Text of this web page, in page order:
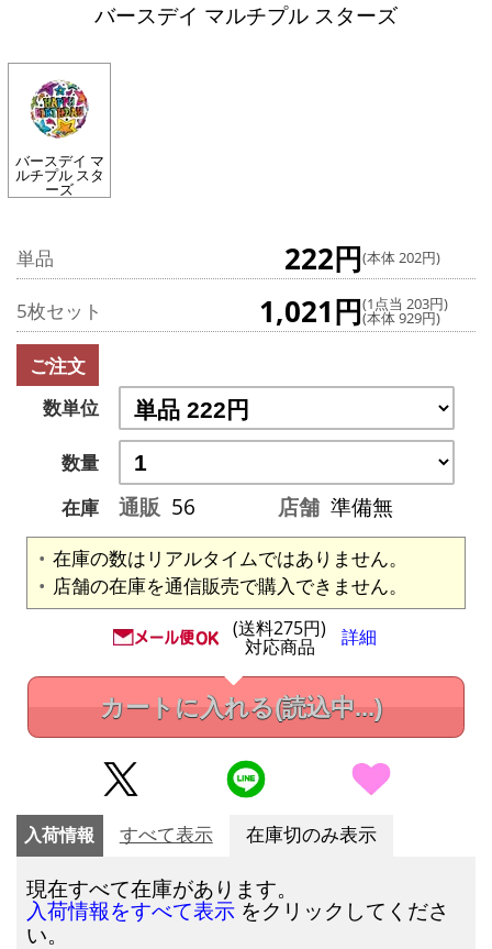
バースデイ マルチプル スターズ
バースデイ マ
ルチプル スタ
ーズ
単品 222円(本体 202円)
5枚セット 1,021円(1点当 203円)
(本体 929円)
ご注文
数単位
数量
在庫
通販 56 店舗 準備無
在庫の数はリアルタイムではありません。
店舗の在庫を通信販売で購入できません。
(送料275円)
対応商品 詳細
カートに入れる(読込中...)
入荷情報 すべて表示 在庫切のみ表示
現在すべて在庫があります。
入荷情報をすべて表示 をクリックしてくださ
い。